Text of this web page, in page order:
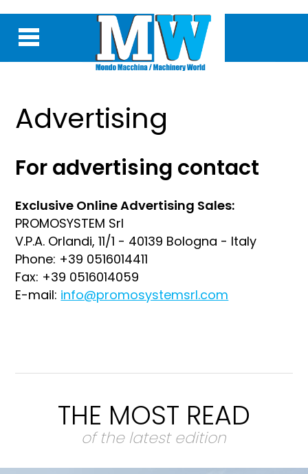
Advertising
For advertising contact
Exclusive Online Advertising Sales:
PROMOSYSTEM Srl
V.P.A. Orlandi, 11/1 - 40139 Bologna - Italy
Phone: +39 0516014411
Fax: +39 0516014059
E-mail: info@promosystemsrl.com
THE MOST READ
of the latest edition